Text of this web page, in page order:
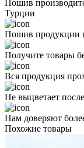
Пошив
Турции
Пошив продукции
Получите товары
Вся продукция
Не выцветает
Нам доверяют
Похожие товары